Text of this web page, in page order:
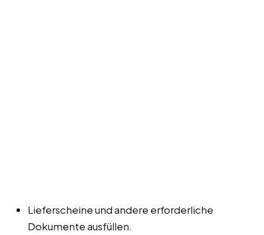
Lieferscheine und andere erforderliche
Dokumente ausfüllen.